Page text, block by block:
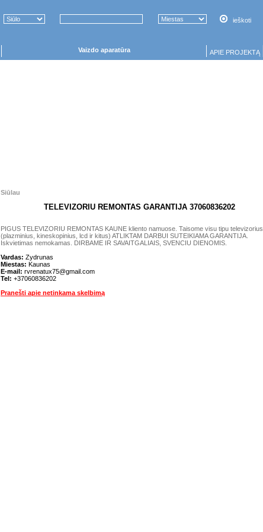
ieškoti
Vaizdo aparatūra APIE PROJEKTĄ
Siūlau
TELEVIZORIU REMONTAS GARANTIJA 37060836202
PIGUS TELEVIZORIU REMONTAS KAUNE kliento namuose. Taisome visu tipu televizorius
(plazminius, kineskopinius, lcd ir kitus) ATLIKTAM DARBUI SUTEIKIAMA GARANTIJA.
Iskvietimas nemokamas. DIRBAME IR SAVAITGALIAIS, SVENCIU DIENOMIS.
Vardas: Zydrunas
Miestas: Kaunas
E-mail: rvrenatux75@gmail.com
Tel: +37060836202
Pranešti apie netinkama skelbimą